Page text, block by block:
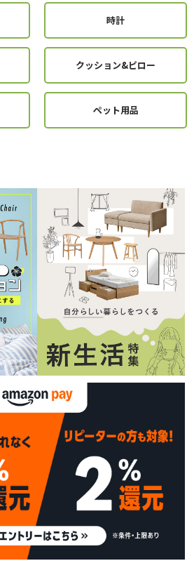
時計
クッション&ピロー
ペット用品